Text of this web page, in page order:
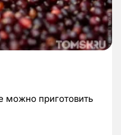
можно приготовить